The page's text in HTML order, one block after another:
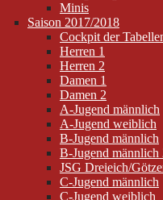
Minis
Saison 2017/2018
Cockpit der
Herren 1
Herren 2
Damen 1
Damen 2
A-Jugend männlich
A-Jugend weiblich
B-Jugend männlich
B-Jugend männlich
JSG Dreieich/
C-Jugend männlich
C-Jugend weiblich